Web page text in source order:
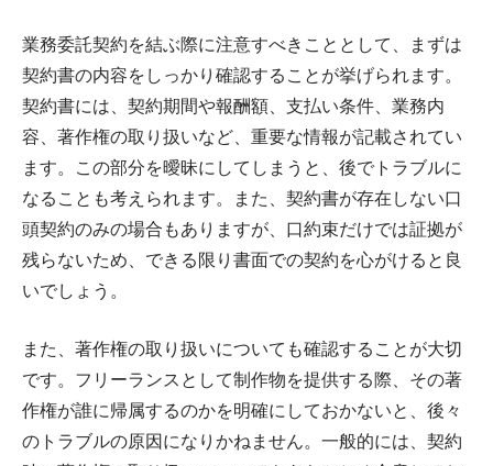
業務委託契約を結ぶ際に注意すべきこととして、まずは
契約書の内容をしっかり確認することが挙げられます。
契約書には、契約期間や報酬額、支払い条件、業務内
容、著作権の取り扱いなど、重要な情報が記載されてい
ます。この部分を曖昧にしてしまうと、後でトラブルに
なることも考えられます。また、契約書が存在しない口
頭契約のみの場合もありますが、口約束だけでは証拠が
残らないため、できる限り書面での契約を心がけると良
いでしょう。
また、著作権の取り扱いについても確認することが大切
です。フリーランスとして制作物を提供する際、その著
作権が誰に帰属するのかを明確にしておかないと、後々
のトラブルの原因になりかねません。一般的には、契約